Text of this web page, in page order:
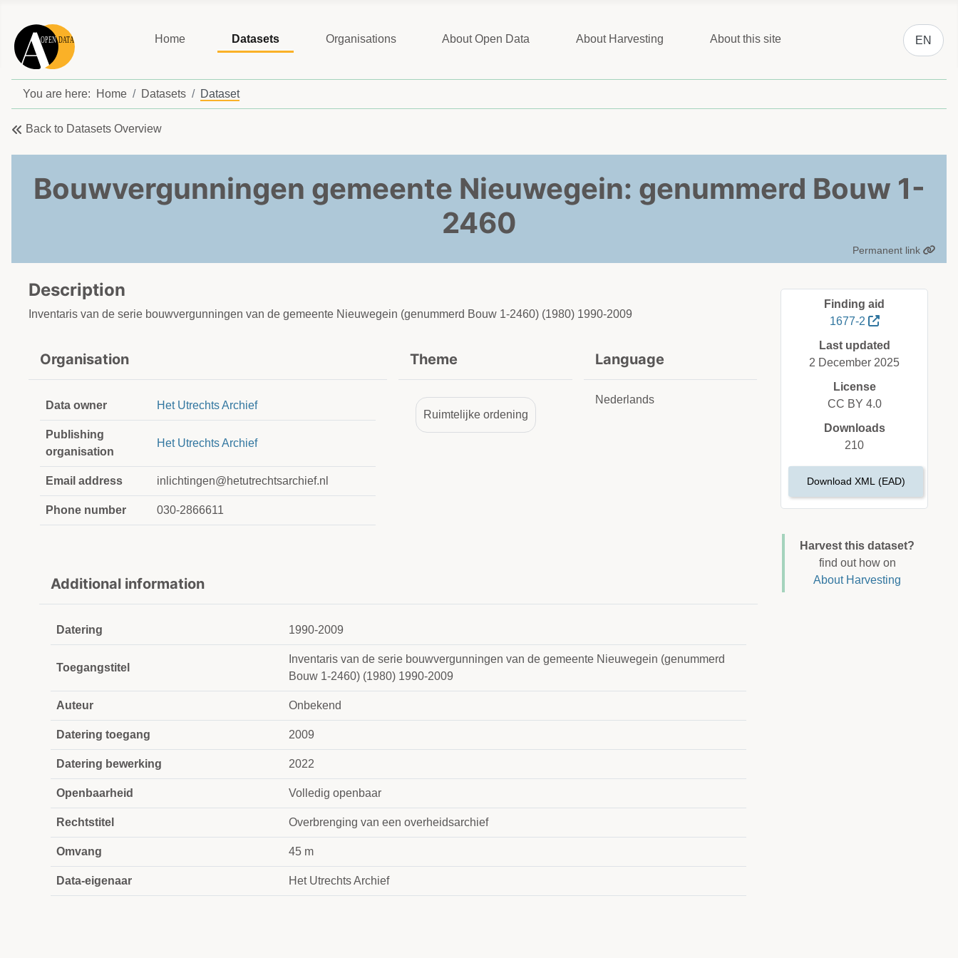
Home Datasets Organisations About Open Data About Harvesting About this site
Select
EN
You are here: Home Datasets Dataset
Back to Datasets Overview
Bouwvergunningen gemeente Nieuwegein: genummerd Bouw 1-
2460
Permanent link
Description
Inventaris van de serie bouwvergunningen van de gemeente Nieuwegein (genummerd Bouw 1-2460) (1980) 1990-2009
Organisation
Data owner Het Utrechts Archief
Publishing
organisation
Het Utrechts Archief
Email address inlichtingen@hetutrechtsarchief.nl
Phone number 030-2866611
Theme
Ruimtelijke ordening
Language
Nederlands
Additional information
Datering 1990-2009
Toegangstitel
Inventaris van de serie bouwvergunningen van de gemeente Nieuwegein (genummerd
Bouw 1-2460) (1980) 1990-2009
Auteur Onbekend
Datering toegang 2009
Datering bewerking 2022
Openbaarheid Volledig openbaar
Rechtstitel Overbrenging van een overheidsarchief
Omvang 45 m
Data-eigenaar Het Utrechts Archief
Finding aid
1677-2
Last updated
2 December 2025
License
CC BY 4.0
Downloads
210
Download XML (EAD)
Harvest this dataset?
find out how on
About Harvesting